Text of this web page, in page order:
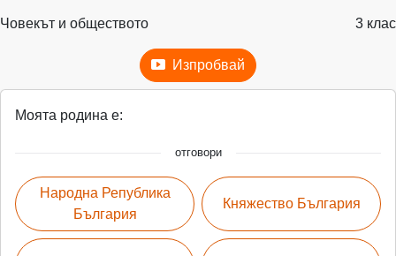
Човекът и обществото 3 клас
Изпробвай
Моята родина е:
отговори
Народна Република
България
Княжество България